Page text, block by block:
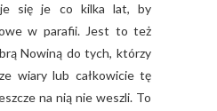
się je co kilka lat, by
w parafii. Jest to też
Nowiną do tych, którzy
wiary lub całkowicie tę
na nią nie weszli. To